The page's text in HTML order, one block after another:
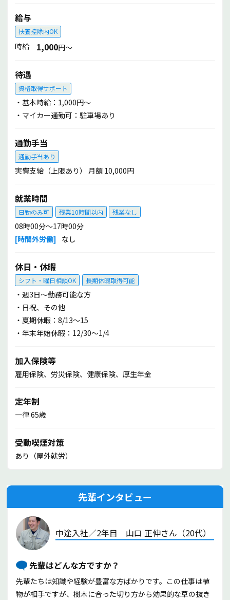
④資格取得や独立を支援
業務上で必要な資格が生じた場合は、会社が費用負担して資
格取得を奨励します。
していますので、必要な経験や技術を伝承できるように支援
させてもらいます。
仕事の内容
を行います。
・樹木の剪定で切った枝の片づけ
・草とりや刈り草の片づけ
求める人材
作業に従事する社員はもちろん、作業中に通行される地域の
方々の安全が何よりも第一優先であることを忘れず、今後も
必要とされる会社に成長し続けていきたいと思っています。
お仕事です！
共に街路樹の健康と美観を守る仲間として、社員一同、アナ
タからの応募を心待ちにしています！
給与
扶養控除内OK
時給 1,000円～
待遇
資格取得サポート
・基本時給：1,000円～
・マイカー通勤可：駐車場あり
通勤手当
通勤手当あり
実費支給（上限あり） 月額 10,000円
就業時間
日勤のみ可 残業10時間以内 残業なし
08時00分～17時00分
[時間外労働] なし
休日・休暇
シフト・曜日相談OK 長期休暇取得可能
・週3日～勤務可能な方
・日祝、その他
・夏期休暇：8/13～15
・年末年始休暇：12/30～1/4
加入保険等
雇用保険、労災保険、健康保険、厚生年金
定年制
一律 65歳
受動喫煙対策
あり（屋外就労）
先輩インタビュー
中途入社／2年目 山口 正伸さん（20代）
先輩はどんな方ですか？
先輩たちは知識や経験が豊富な方ばかりです。この仕事は植
物が相手ですが、樹木に合った切り方から効果的な草の抜き